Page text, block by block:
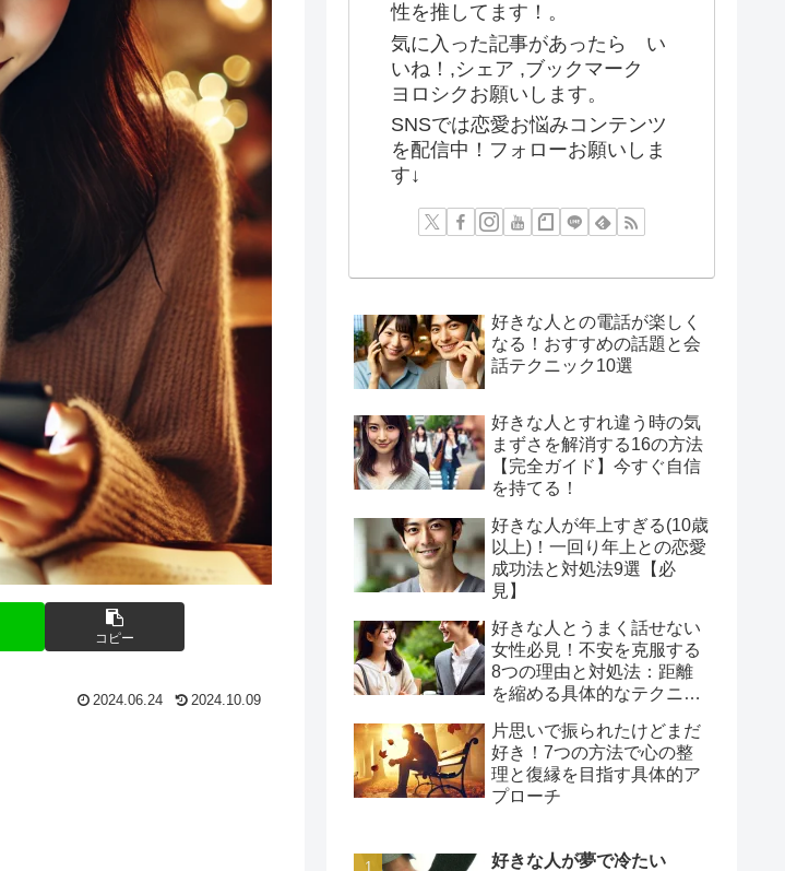
コピー
2024.06.24 2024.10.09
性を推してます！。
気に入った記事があったら い
いね！,シェア ,ブックマーク
ヨロシクお願いします。
SNSでは恋愛お悩みコンテンツ
を配信中！フォローお願いしま
す↓
好きな人との電話が楽しく
なる！おすすめの話題と会
話テクニック10選
好きな人とすれ違う時の気
まずさを解消する16の方法
【完全ガイド】今すぐ自信
を持てる！
好きな人が年上すぎる(10歳
以上)！一回り年上との恋愛
成功法と対処法9選【必
見】
好きな人とうまく話せない
女性必見！不安を克服する
8つの理由と対処法：距離
を縮める具体的なテクニッ
片思いで振られたけどまだ
好き！7つの方法で心の整
理と復縁を目指す具体的ア
プローチ
好きな人が夢で冷たい